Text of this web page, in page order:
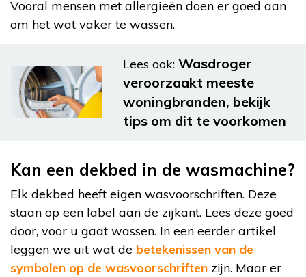
Vooral mensen met allergieën doen er goed aan
om het wat vaker te wassen.
Lees ook: Wasdroger
veroorzaakt meeste
woningbranden, bekijk
tips om dit te voorkomen
Kan een dekbed in de wasmachine?
Elk dekbed heeft eigen wasvoorschriften. Deze
staan op een label aan de zijkant. Lees deze goed
door, voor u gaat wassen. In een eerder artikel
leggen we uit wat de betekenissen van de
symbolen op de wasvoorschriften zijn. Maar er